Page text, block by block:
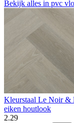
Bekijk alles in pvc
Kleurstaal Le Noir &
eiken houtlook
2.29